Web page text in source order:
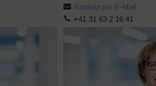
Kontakt per E-Mail
+41 31 63 2 16 41